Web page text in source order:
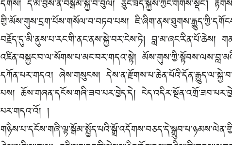
དགོས། དེ་མ་བྱས་ན་བསྒོམ་སྐྱེ་བ་བུལ། ཅུང་ཟད་སྐྱེས་ཀྱང་གེགས་སྡང་།
གྱི་མོས་གུས་དྲག་པོས་གསོལ་བ་བཏབ་པས།
བརྗོད་དུ་མི་ནུས་པ་རང་གི་ནང་ནས་སྐྱེ་བར་ངེས་ཏེ། བླ་མ་ཞང་རིན་པོ་ཆེས།
འཛིན་བསྐྱང་བ་ལ་སོགས་པ་མང་བར་གདའ་སྟེ།
དཀོན་པར་གདའ། ཞེས་གསུངས།
པས། ཆོས་གཞན་དངོས་གཞི་ཟབ་པར་བྱེད་དེ།
པར་གདའ་འོ། །